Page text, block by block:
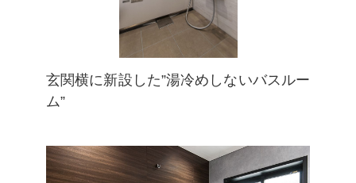
玄関横に新設した”湯冷めしないバスルー
ム”